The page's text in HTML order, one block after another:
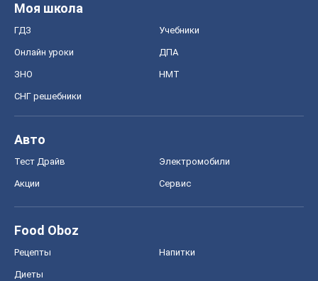
Моя школа
ГДЗ Учебники
Онлайн уроки ДПА
ЗНО НМТ
СНГ решебники
Авто
Тест Драйв Электромобили
Акции Сервис
Food Oboz
Рецепты Напитки
Диеты